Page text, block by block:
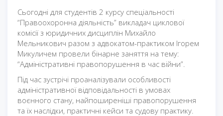
Сьогодні для студентів 2 курсу спеціальності
“Правоохоронна діяльність” викладач циклової
комісії з юридичних дисциплін Михайло
Мельникович разом з адвокатом-практиком Ігорем
Микуличем провели бінарне заняття на тему:
“Адміністративні правопорушення в час війни”.
Під час зустрічі проаналізували особливості
адміністративної відповідальності в умовах
воєнного стану, найпоширеніші правопорушення
та їх наслідки, практичні кейси та судову практику.